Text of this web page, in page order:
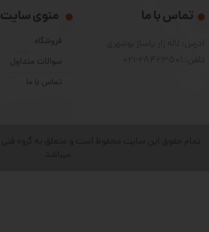
منوی سایت
فروشگاه
سوالات متداول
تماس با ما
تماس با ما